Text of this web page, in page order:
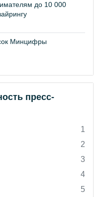
до 10 000
Минцифры
пресс-
1
2
3
4
5